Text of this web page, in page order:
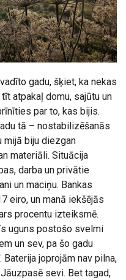
gadu, šķiet, ka nekas
atpakaļ domu, sajūtu un
par to, kas bijis.
tā – nostabilizēšanās
mijā biju diezgan
materiāli. Situācija
darba un privātie
un maciņu. Bankas
eiro, un manā iekšējās
procentu izteiksmē.
uguns postošo svelmi
un sev, pa šo gadu
joprojām nav pilna,
sevi. Bet tagad,